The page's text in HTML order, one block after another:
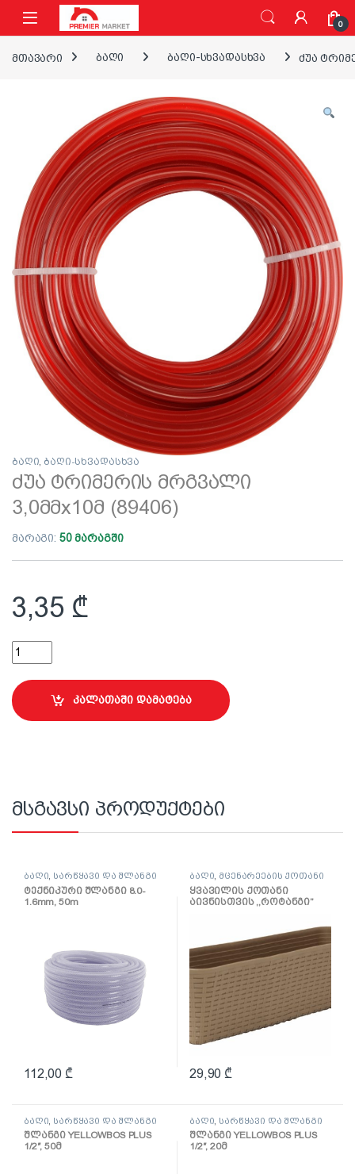
ნავიგაციაზე გადასვლა
შინაარსზე გადასვლა
0
მთავარი ბაღი ბაღი-სხვადასხვა ძუა
ბაღი, ბაღი-სხვადასხვა
ძუა ტრიმერის მრგვალი
3,0მმх10მ (89406)
მარაგი: 50 მარაგში
3,35 ₾
ძუა ტრიმერის მრგვალი 3,0მმх10მ (89406) quantity
კალათაში დამატება
მსგავსი პროდუქტები
ბაღი სარწყავი და შლანგი
ტექნიკური შლანგი 8.0-
1.6mm, 50m
112,00 ₾
ბაღი მცენარეების ქოთანი
ყვავილის ქოთანი
აივნისთვის ,,როტანგი”
29,90 ₾
ბაღი სარწყავი და შლანგი
შლანგი YELLOWBOS PLUS
1/2″, 50მ
ბაღი სარწყავი და შლანგი
შლანგი YELLOWBOS PLUS
1/2″, 20მ